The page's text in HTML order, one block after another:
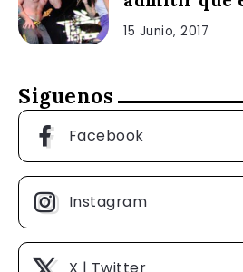
15 Junio, 2017
Siguenos
Facebook
Instagram